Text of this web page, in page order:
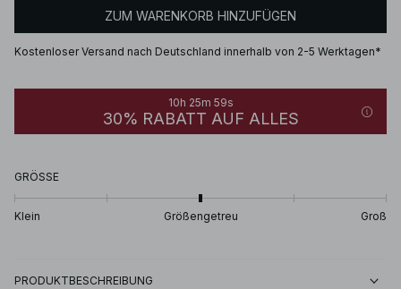
ZUM WARENKORB HINZUFÜGEN
Kostenloser Versand nach Deutschland innerhalb von 2-5 Werktagen*
10h 25m 59s
30% RABATT AUF ALLES
GRÖSSE
Klein Größengetreu Groß
PRODUKTBESCHREIBUNG